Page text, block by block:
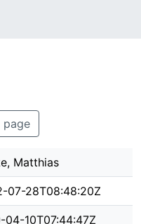
page
Matthias
07-28T08:48:20Z
04-10T07:44:47Z